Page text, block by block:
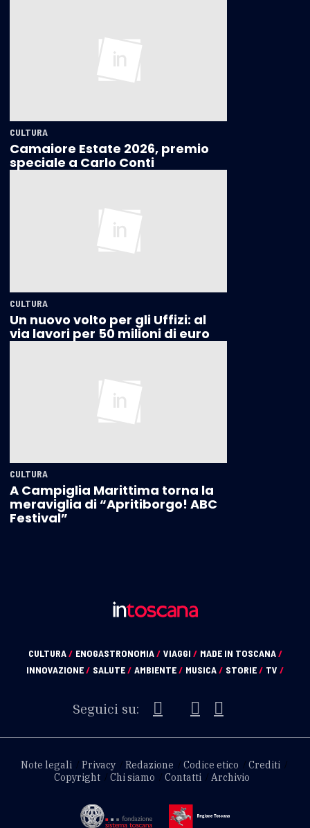
CULTURA
Camaiore Estate 2026, premio
speciale a Carlo Conti
CULTURA
Un nuovo volto per gli Uffizi: al
via lavori per 50 milioni di euro
CULTURA
A Campiglia Marittima torna la
meraviglia di “Apritiborgo! ABC
Festival”
CULTURA/ ENOGASTRONOMIA/ VIAGGI / MADE IN TOSCANA/
INNOVAZIONE/ SALUTE/ AMBIENTE/ MUSICA/ STORIE/ TV /
Seguici su:
Note legali Privacy Redazione Codice etico
Crediti
Copyright
Chi siamo Contatti Archivio